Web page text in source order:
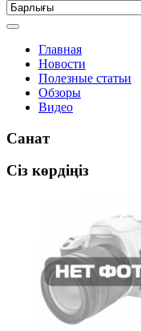
Главная
Новости
Полезные статьи
Обзоры
Видео
Санат
Сіз көрдіңіз